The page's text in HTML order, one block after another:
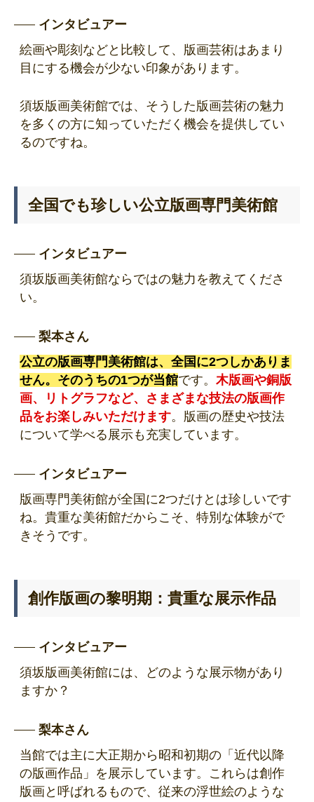
インタビュアー
絵画や彫刻などと比較して、版画芸術はあまり
目にする機会が少ない印象があります。
須坂版画美術館では、そうした版画芸術の魅力
を多くの方に知っていただく機会を提供してい
るのですね。
全国でも珍しい公立版画専門美術館
インタビュアー
須坂版画美術館ならではの魅力を教えてくださ
い。
梨本さん
公立の版画専門美術館は、全国に2つしかありま
せん。そのうちの1つが当館です。 木版画や銅版
画、リトグラフなど、さまざまな技法の版画作
品をお楽しみいただけます。版画の歴史や技法
について学べる展示も充実しています。
インタビュアー
版画専門美術館が全国に2つだけとは珍しいです
ね。貴重な美術館だからこそ、特別な体験がで
きそうです。
創作版画の黎明期：貴重な展示作品
インタビュアー
須坂版画美術館には、どのような展示物があり
ますか？
梨本さん
当館では主に大正期から昭和初期の「近代以降
の版画作品」を展示しています。これらは創作
版画と呼ばれるもので、従来の浮世絵のような